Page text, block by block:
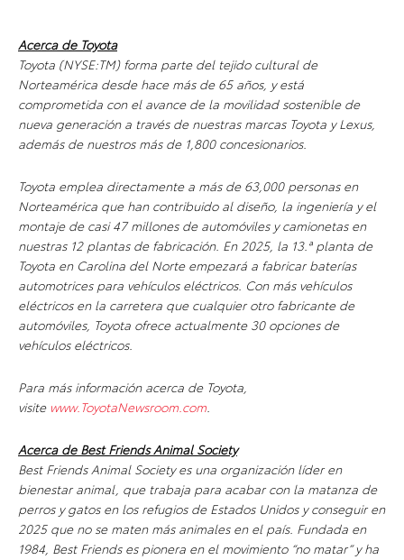
Acerca de Toyota
Toyota (NYSE:TM) forma parte del tejido cultural de
Norteamérica desde hace más de 65 años, y está
comprometida con el avance de la movilidad sostenible de
nueva generación a través de nuestras marcas Toyota y Lexus,
además de nuestros más de 1,800 concesionarios.
Toyota emplea directamente a más de 63,000 personas en
Norteamérica que han contribuido al diseño, la ingeniería y el
montaje de casi 47 millones de automóviles y camionetas en
nuestras 12 plantas de fabricación. En 2025, la 13.ª planta de
Toyota en Carolina del Norte empezará a fabricar baterías
automotrices para vehículos eléctricos. Con más vehículos
eléctricos en la carretera que cualquier otro fabricante de
automóviles, Toyota ofrece actualmente 30 opciones de
vehículos eléctricos.
Para más información acerca de Toyota,
visite www.ToyotaNewsroom.com.
Acerca de Best Friends Animal Society
Best Friends Animal Society es una organización líder en
bienestar animal, que trabaja para acabar con la matanza de
perros y gatos en los refugios de Estados Unidos y conseguir en
2025 que no se maten más animales en el país. Fundada en
1984, Best Friends es pionera en el movimiento “no matar” y ha